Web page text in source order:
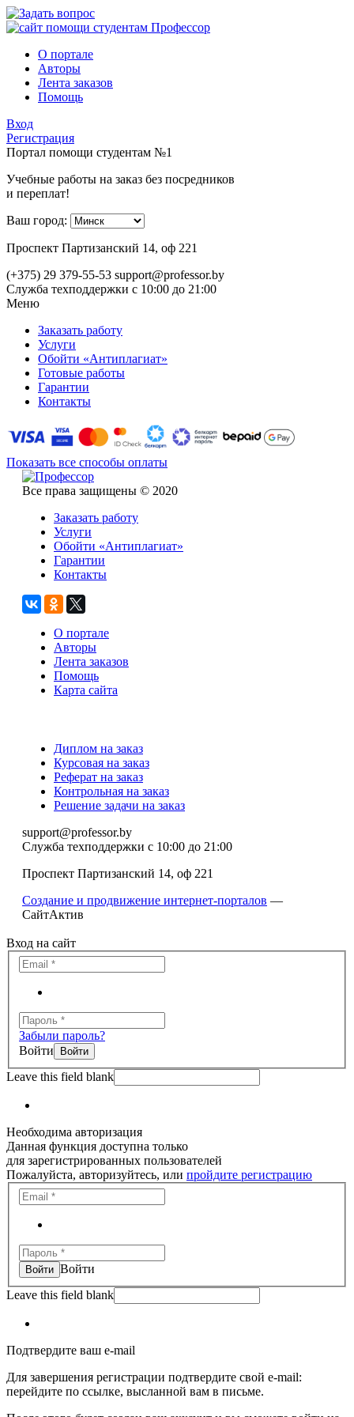
О портале
Авторы
Лента заказов
Помощь
Вход
Регистрация
Портал помощи студентам №1
Учебные работы на заказ без посредников
и переплат!
Ваш город:
Проспект Партизанский 14, оф 221
(+375) 29 379-55-53 support@professor.by
Служба техподдержки с 10:00 до 21:00
Меню
Заказать работу
Услуги
Обойти «Антиплагиат»
Готовые работы
Гарантии
Контакты
Показать все способы оплаты
Все права защищены © 2020
Заказать работу
Услуги
Обойти «Антиплагиат»
Гарантии
Контакты
О портале
Авторы
Лента заказов
Помощь
Карта сайта
Диплом на заказ
Курсовая на заказ
Реферат на заказ
Контрольная на заказ
Решение задачи на заказ
support@professor.by
Служба техподдержки с 10:00 до 21:00
Проспект Партизанский 14, оф 221
Создание и продвижение интернет-порталов —
СайтАктив
Вход на сайт
Забыли пароль?
Войти
Leave this field blank
Необходима авторизация
Данная функция доступна только
для зарегистрированных пользователей
Пожалуйста, авторизуйтесь, или пройдите регистрацию
Войти
Leave this field blank
Подтвердите ваш e-mail
Для завершения регистрации подтвердите свой e-mail:
перейдите по ссылке, высланной вам в письме.